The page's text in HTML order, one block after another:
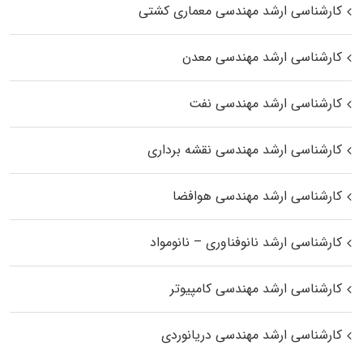
کارشناسی ارشد مهندسی معماری کشتی
کارشناسی ارشد مهندسی معدن
کارشناسی ارشد مهندسی نفت
کارشناسی ارشد مهندسی نقشه برداری
کارشناسی ارشد مهندسی هوافضا
کارشناسی ارشد نانوفناوری – نانومواد
کارشناسی ارشد مهندسی کامپیوتر
کارشناسی ارشد مهندسی دریانوردی